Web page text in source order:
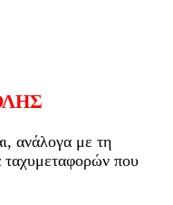
ανάλογα με τη
ταχυμεταφορών που